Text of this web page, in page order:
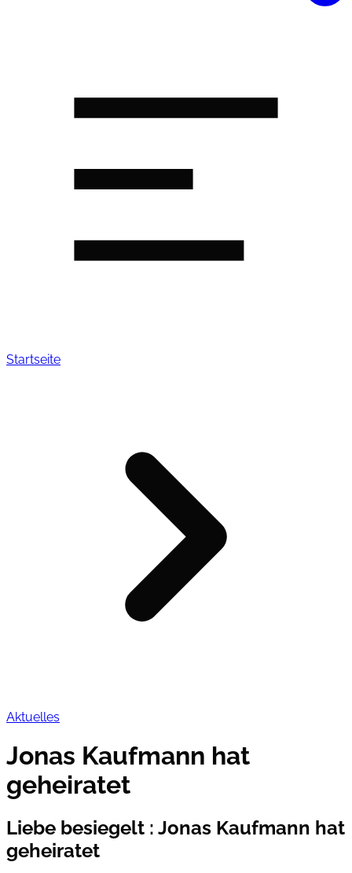
Startseite
Aktuelles
Jonas Kaufmann hat
geheiratet
Liebe besiegelt : Jonas Kaufmann hat
geheiratet